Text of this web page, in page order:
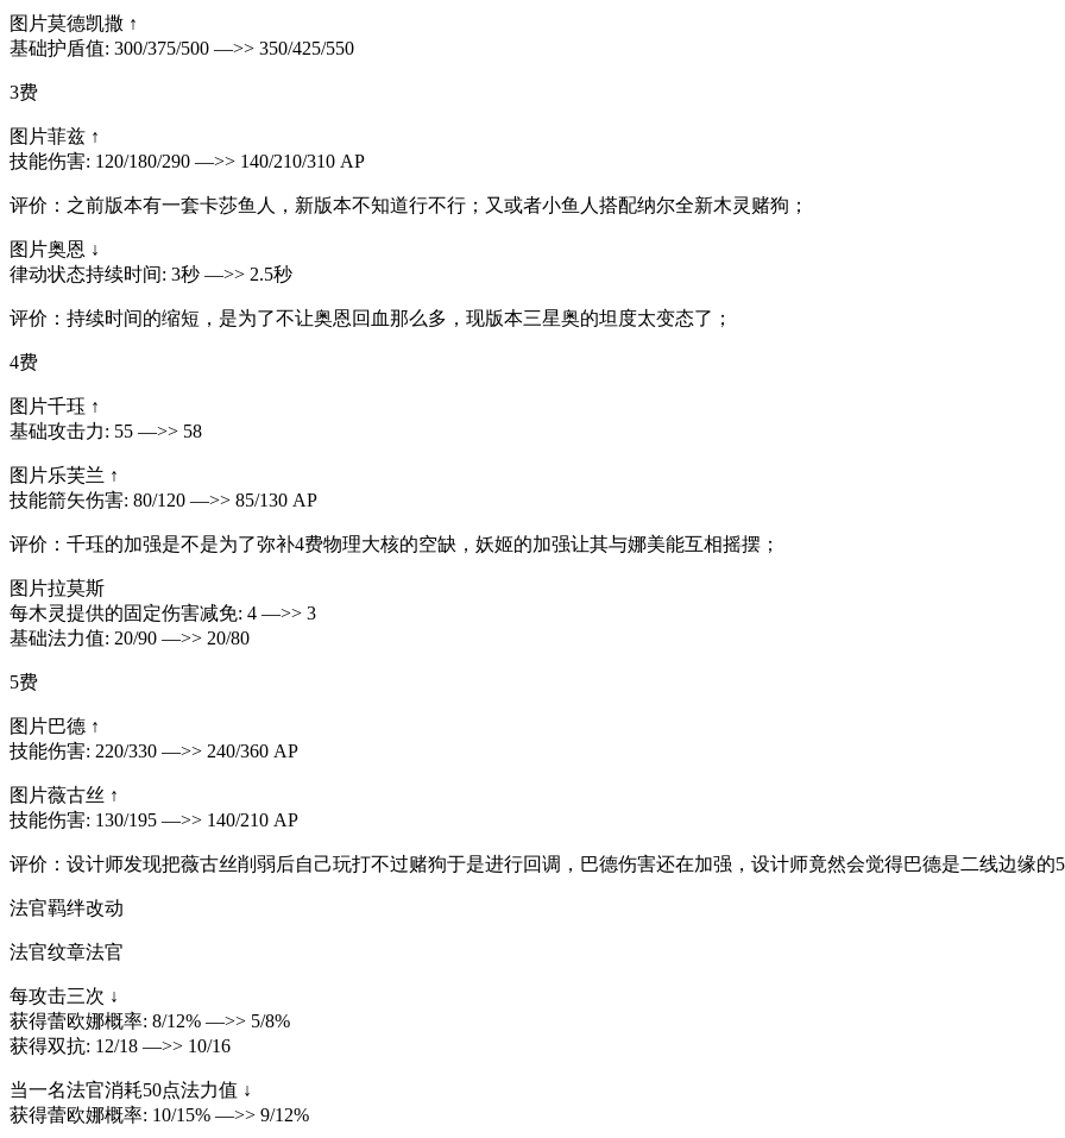
图片莫德凯撒 ↑
基础护盾值: 300/375/500 —>> 350/425/550
3费
图片菲兹 ↑
技能伤害: 120/180/290 —>> 140/210/310 AP
评价：之前版本有一套卡莎鱼人，新版本不知道行不行；又或者小鱼人搭配纳尔全新木灵赌狗；
图片奥恩 ↓
律动状态持续时间: 3秒 —>> 2.5秒
评价：持续时间的缩短，是为了不让奥恩回血那么多，现版本三星奥的坦度太变态了；
4费
图片千珏 ↑
基础攻击力: 55 —>> 58
图片乐芙兰 ↑
技能箭矢伤害: 80/120 —>> 85/130 AP
评价：千珏的加强是不是为了弥补4费物理大核的空缺，妖姬的加强让其与娜美能互相摇摆；
图片拉莫斯
每木灵提供的固定伤害减免: 4 —>> 3
基础法力值: 20/90 —>> 20/80
5费
图片巴德 ↑
技能伤害: 220/330 —>> 240/360 AP
图片薇古丝 ↑
技能伤害: 130/195 —>> 140/210 AP
评价：设计师发现把薇古丝削弱后自己玩打不过赌狗于是进行回调，巴德伤害还在加强，设计师竟然会觉得巴德是二线边缘的
法官羁绊改动
法官纹章法官
每攻击三次 ↓
获得蕾欧娜概率: 8/12% —>> 5/8%
获得双抗: 12/18 —>> 10/16
当一名法官消耗50点法力值 ↓
获得蕾欧娜概率: 10/15% —>> 9/12%